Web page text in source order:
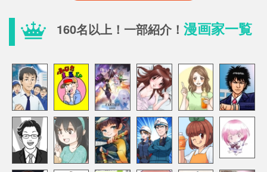
160名以上！一部紹介！ 漫画家一覧